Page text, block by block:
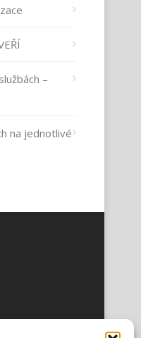
–
na jednotlivé